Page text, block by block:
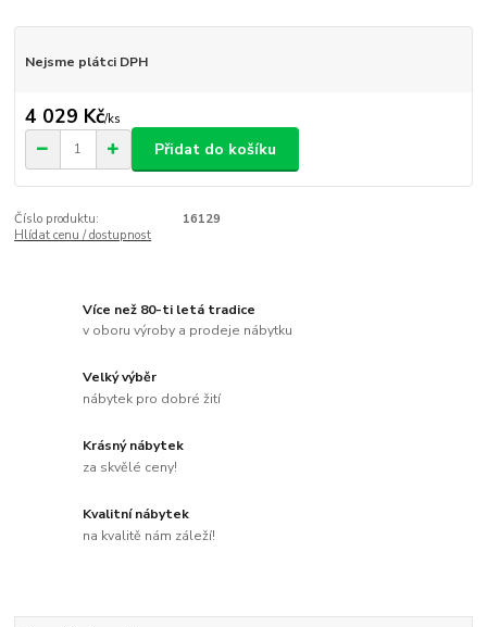
Nejsme plátci DPH
4 029 Kč/ks
Přidat do košíku
Číslo produktu:
16129
Hlídat cenu / dostupnost
Více než 80-ti letá tradice
v oboru výroby a prodeje nábytku
Velký výběr
nábytek pro dobré žití
Krásný nábytek
za skvělé ceny!
Kvalitní nábytek
na kvalitě nám záleží!